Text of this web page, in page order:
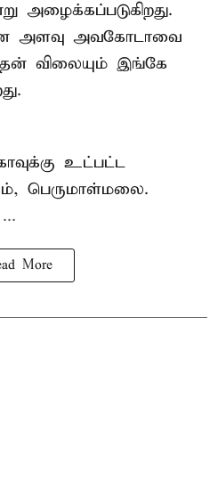
அளவு அவகோடாவை
விலையும் இங்கே
உட்பட்ட
பெருமாள்மலை.
More